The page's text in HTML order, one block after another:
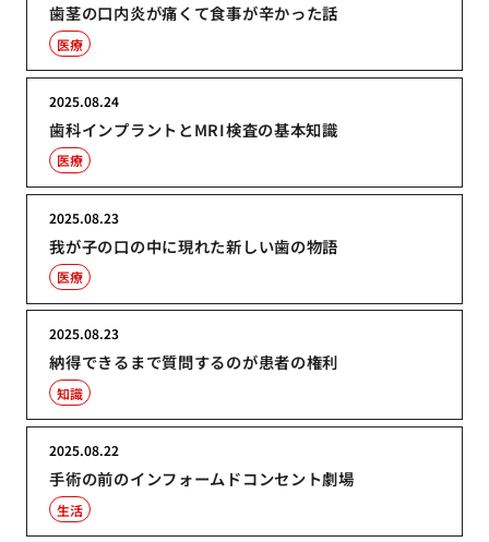
歯茎の口内炎が痛くて食事が辛かった話
医療
歯科インプラントとMRI検査の基本知識
2025.08.24
医療
我が子の口の中に現れた新しい歯の物語
2025.08.23
医療
納得できるまで質問するのが患者の権利
2025.08.23
知識
手術の前のインフォームドコンセント劇場
2025.08.22
生活